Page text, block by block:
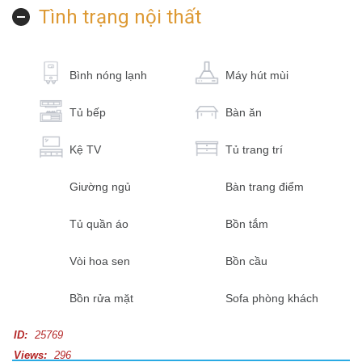
Tình trạng nội thất
Bình nóng lạnh Máy hút mùi
Tủ bếp Bàn ăn
Kệ TV Tủ trang trí
Giường ngủ Bàn trang điểm
Tủ quần áo Bồn tắm
Vòi hoa sen Bồn cầu
Bồn rửa mặt Sofa phòng khách
ID: 25769
Views: 296